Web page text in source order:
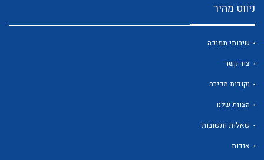
ניווט מהיר
שירותי תמיכה
צור קשר
נקודות מכירה
הצוות שלנו
שאלות ותשובות
אודות